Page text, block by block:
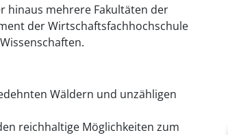
hinaus mehrere Fakultäten der
der Wirtschaftsfachhochschule
Wäldern und unzähligen
reichhaltige Möglichkeiten zum